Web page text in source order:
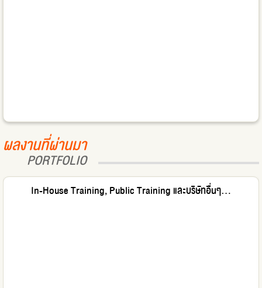
ผลงานที่ผ่านมา
PORTFOLIO
In-House Training, Public Training และบริษัทอื่นๆ...